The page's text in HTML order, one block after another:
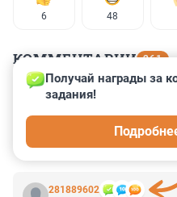
6 48
КОММЕНТАРИИ 261
Гость
А зачем журнал у него
281889602
Получай награды за
задания!